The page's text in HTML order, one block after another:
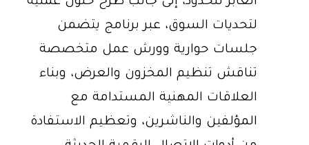
لتحديات السوق، عبر برنامج يتضمن
جلسات حوارية وورش عمل متخصصة
تناقش تنظيم المخزون والعرض، وبناء
العلاقات المهنية المستدامة مع
المؤلفين والناشرين، وتعظيم الاستفادة